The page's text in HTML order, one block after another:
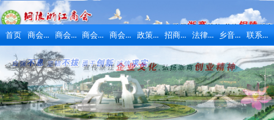
首页 商会概况 商会动态 商会活动 商会风采 政策法规 招商引资 法律维权 乡音乡情 联系我们